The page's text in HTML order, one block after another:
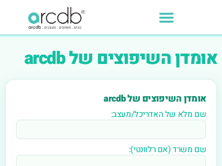
אומדן השיפוצים של arcdb
אומדן השיפוצים של arcdb
שם מלא של האדריכל/מעצב:
שם משרד (אם רלוונטי):